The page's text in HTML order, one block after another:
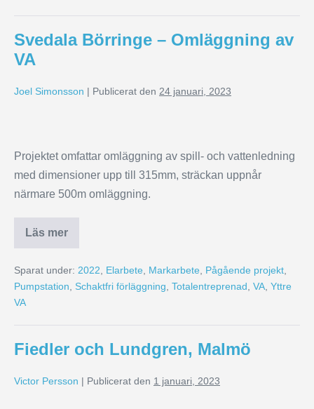
Svedala Börringe – Omläggning av
VA
Joel Simonsson | Publicerat den 24 januari, 2023
Projektet omfattar omläggning av spill- och vattenledning
med dimensioner upp till 315mm, sträckan uppnår
närmare 500m omläggning.
Läs mer
Sparat under: 2022 Elarbete Markarbete Pågående projekt
Pumpstation
Schaktfri förläggning Totalentreprenad VA Yttre
VA
Fiedler och Lundgren, Malmö
Victor Persson | Publicerat den 1 januari, 2023